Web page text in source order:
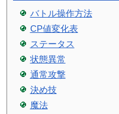
バトル操作方法
CP値変化表
ステータス
状態異常
通常攻撃
決め技
魔法